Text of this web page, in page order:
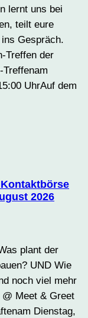
lernt uns bei
teilt eure
Gespräch.
Treffen der
UhrAuf dem
2026
plant der
UND Wie
noch viel mehr
Meet & Greet
Dienstag,